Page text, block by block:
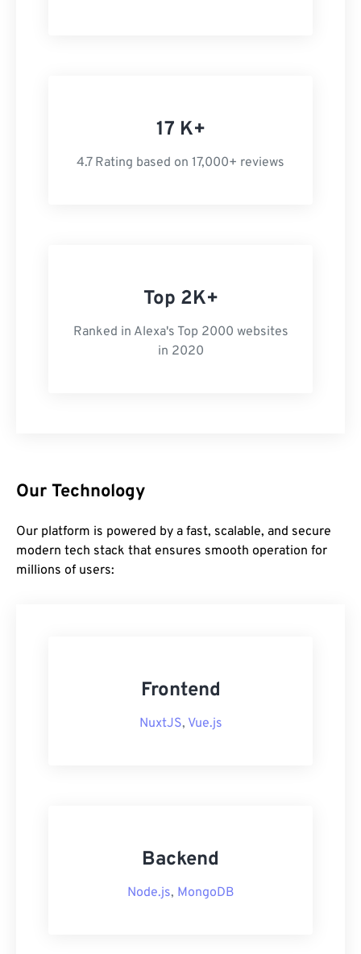
17 K+
4.7 Rating based on 17,000+ reviews
Top 2K+
Ranked in Alexa's Top 2000 websites
in 2020
Our Technology
Our platform is powered by a fast, scalable, and secure
modern tech stack that ensures smooth operation for
millions of users:
Frontend
NuxtJS, Vue.js
Backend
Node.js, MongoDB